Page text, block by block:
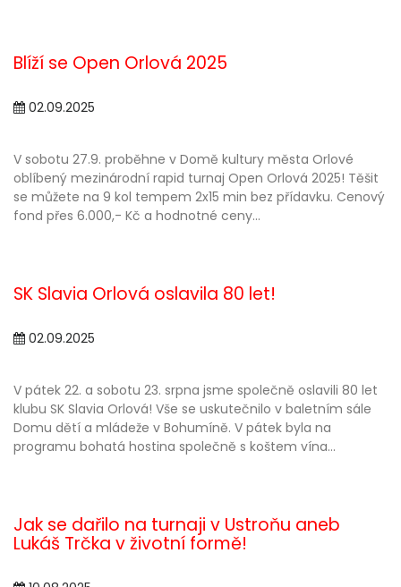
Blíží se Open Orlová 2025
02.09.2025
V sobotu 27.9. proběhne v Domě kultury města Orlové
oblíbený mezinárodní rapid turnaj Open Orlová 2025! Těšit
se můžete na 9 kol tempem 2x15 min bez přídavku. Cenový
fond přes 6.000,- Kč a hodnotné ceny...
SK Slavia Orlová oslavila 80 let!
02.09.2025
V pátek 22. a sobotu 23. srpna jsme společně oslavili 80 let
klubu SK Slavia Orlová! Vše se uskutečnilo v baletním sále
Domu dětí a mládeže v Bohumíně. V pátek byla na
programu bohatá hostina společně s koštem vína...
Jak se dařilo na turnaji v Ustroňu aneb
Lukáš Trčka v životní formě!